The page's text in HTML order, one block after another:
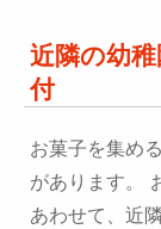
近隣の幼
付
お菓子を集め
があります。
あわせて、近